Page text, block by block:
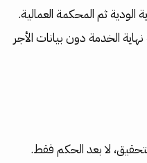
الودية ثم المحكمة العمالية.
الخدمة دون بيانات الأجر
لا بعد الحكم فقط.